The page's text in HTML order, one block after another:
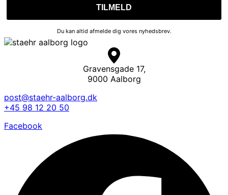
Du kan altid afmelde dig vores nyhedsbrev.
Gravensgade 17,
9000 Aalborg
post@staehr-aalborg.dk
+45 98 12 20 50
Facebook